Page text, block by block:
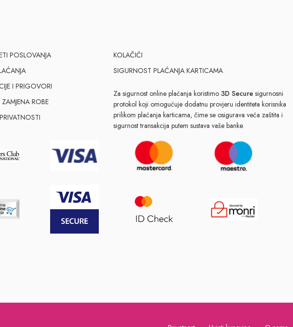
POSLOVANJA
I PRIGOVORI
ROBE
KOLAČIĆI
SIGURNOST PLAĆANJA KARTICAMA
Za sigurnost online plaćanja koristimo 3D Securesigurnosni
protokol koji omogućuje dodatnu provjeru identiteta korisnika
prilikom plaćanja karticama, čime se osigurava veća zaštita i
sigurnost transakcija putem sustava vaše banke.